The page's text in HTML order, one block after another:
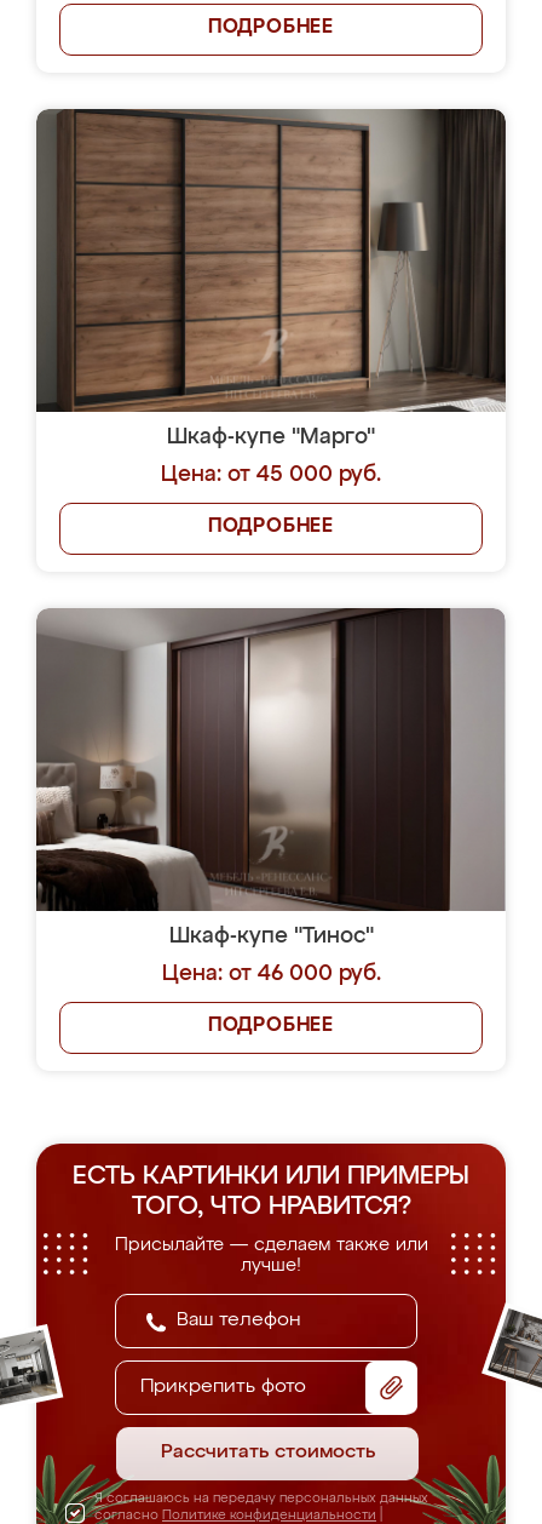
ПОДРОБНЕЕ
Шкаф-купе "Марго"
Цена: от 45 000 руб.
ПОДРОБНЕЕ
Шкаф-купе "Тинос"
Цена: от 46 000 руб.
ПОДРОБНЕЕ
ЕСТЬ КАРТИНКИ ИЛИ ПРИМЕРЫ
ТОГО, ЧТО НРАВИТСЯ?
Присылайте — сделаем также или
лучше!
Прикрепить фото
Рассчитать стоимость
Я соглашаюсь на передачу персональных данных
согласно Политике конфиденциальности